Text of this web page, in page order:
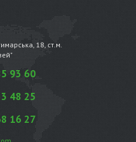
18, ст.м.
93 60
48 25
16 27